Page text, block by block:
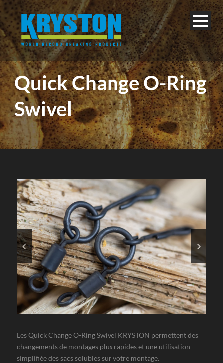
Français
Quick Change O-Ring
Swivel
Les Quick Change O-Ring Swivel KRYSTON permettent des
changements de montages plus rapides et une utilisation
simplifiée des sacs solubles sur votre montage.